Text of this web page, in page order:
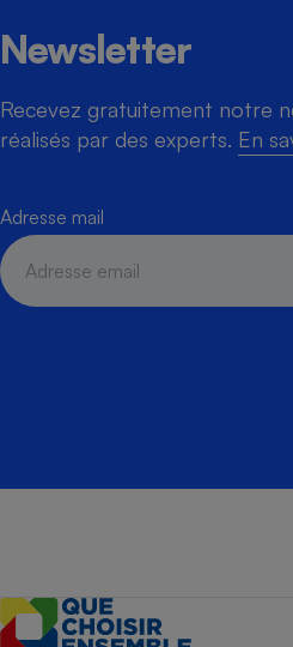
Newsletter
Recevez gratuitement notre
réalisés par des experts. En
Adresse mail